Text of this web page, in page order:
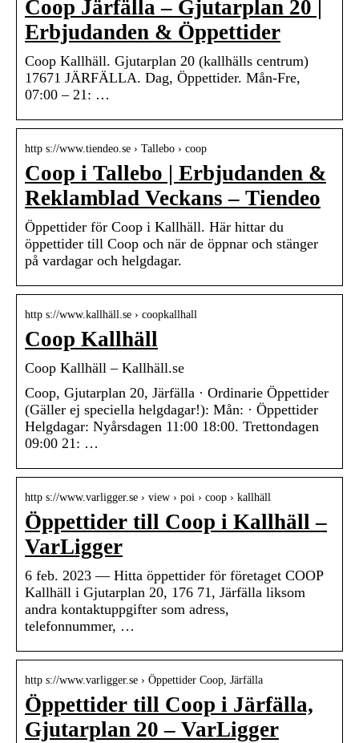
Coop Järfälla – Gjutarplan 20 |
Erbjudanden & Öppettider
Coop Kallhäll. Gjutarplan 20 (kallhälls centrum)
17671 JÄRFÄLLA. Dag, Öppettider. Mån-Fre,
07:00 – 21: …
http s://www.tiendeo.se › Tallebo › coop
Coop i Tallebo | Erbjudanden &
Reklamblad Veckans – Tiendeo
Öppettider för Coop i Kallhäll. Här hittar du
öppettider till Coop och när de öppnar och stänger
på vardagar och helgdagar.
http s://www.kallhäll.se › coopkallhall
Coop Kallhäll
Coop Kallhäll – Kallhäll.se
Coop, Gjutarplan 20, Järfälla · Ordinarie Öppettider
(Gäller ej speciella helgdagar!): Mån: · Öppettider
Helgdagar: Nyårsdagen 11:00 18:00. Trettondagen
09:00 21: …
http s://www.varligger.se › view › poi › coop › kallhäll
Öppettider till Coop i Kallhäll –
VarLigger
6 feb. 2023 — Hitta öppettider för företaget COOP
Kallhäll i Gjutarplan 20, 176 71, Järfälla liksom
andra kontaktuppgifter som adress,
telefonnummer, …
http s://www.varligger.se › Öppettider Coop, Järfälla
Öppettider till Coop i Järfälla,
Gjutarplan 20 – VarLigger